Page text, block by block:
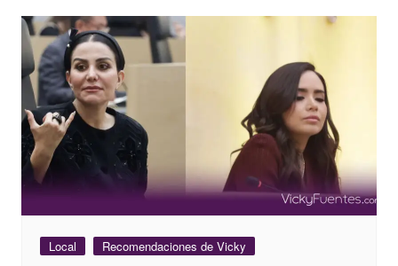
Local Recomendaciones de Vicky